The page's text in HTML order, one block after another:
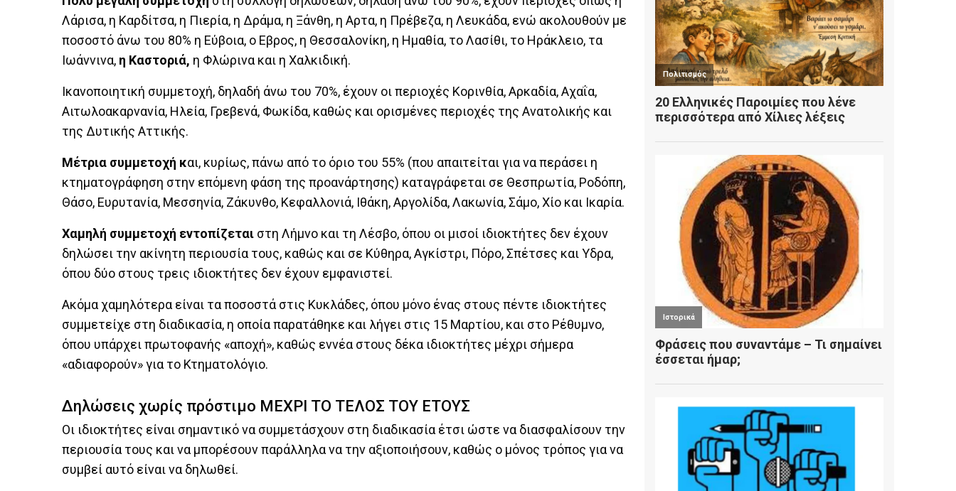
Λάρισα, η Καρδίτσα, η Πιερία, η Δράμα, η Ξάνθη, η Αρτα, η Πρέβεζα, η Λευκάδα, ενώ ακολουθούν με
ποσοστό άνω του 80% η Εύβοια, ο Εβρος, η Θεσσαλονίκη, η Ημαθία, το Λασίθι, το Ηράκλειο, τα
Ιωάννινα, η Καστοριά, η Φλώρινα και η Χαλκιδική.
Ικανοποιητική συμμετοχή, δηλαδή άνω του 70%, έχουν οι περιοχές Κορινθία, Αρκαδία, Αχαΐα,
Αιτωλοακαρνανία, Ηλεία, Γρεβενά, Φωκίδα, καθώς και ορισμένες περιοχές της Ανατολικής και
της Δυτικής Αττικής.
Μέτρια συμμετοχή και, κυρίως, πάνω από το όριο του 55% (που απαιτείται για να περάσει η
κτηματογράφηση στην επόμενη φάση της προανάρτησης) καταγράφεται σε Θεσπρωτία, Ροδόπη,
Θάσο, Ευρυτανία, Μεσσηνία, Ζάκυνθο, Κεφαλλονιά, Ιθάκη, Αργολίδα, Λακωνία, Σάμο, Χίο και Ικαρία.
Χαμηλή συμμετοχή εντοπίζεται στη Λήμνο και τη Λέσβο, όπου οι μισοί ιδιοκτήτες δεν έχουν
δηλώσει την ακίνητη περιουσία τους, καθώς και σε Κύθηρα, Αγκίστρι, Πόρο, Σπέτσες και Υδρα,
όπου δύο στους τρεις ιδιοκτήτες δεν έχουν εμφανιστεί.
Ακόμα χαμηλότερα είναι τα ποσοστά στις Κυκλάδες, όπου μόνο ένας στους πέντε ιδιοκτήτες
συμμετείχε στη διαδικασία, η οποία παρατάθηκε και λήγει στις 15 Μαρτίου, και στο Ρέθυμνο,
όπου υπάρχει πρωτοφανής «αποχή», καθώς εννέα στους δέκα ιδιοκτήτες μέχρι σήμερα
«αδιαφορούν» για το Κτηματολόγιο.
Δηλώσεις χωρίς πρόστιμο ΜΕΧΡΙ ΤΟ ΤΕΛΟΣ ΤΟΥ ΕΤΟΥΣ
Οι ιδιοκτήτες είναι σημαντικό να συμμετάσχουν στη διαδικασία έτσι ώστε να διασφαλίσουν την
περιουσία τους και να μπορέσουν παράλληλα να την αξιοποιήσουν, καθώς ο μόνος τρόπος για να
συμβεί αυτό είναι να δηλωθεί.